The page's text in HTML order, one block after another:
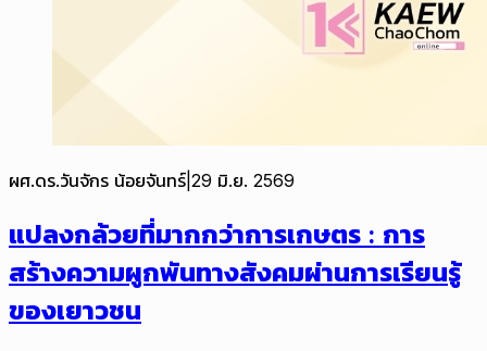
ผศ.ดร.วันจักร น้อยจันทร์ 29 มิ.ย. 2569
แปลงกล้วยที่มากกว่าการเกษตร : การ
สร้างความผูกพันทางสังคมผ่านการเรียนรู้
ของเยาวชน